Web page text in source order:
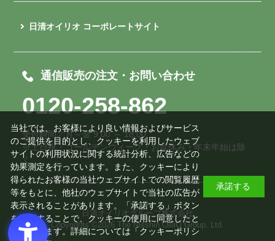
日清オイリオ コーポレートサイト
通信販売の注文・お問い合わせ
0120-258-862
受付時間／月～金 9:00 ～ 18:00
※土日祝・ゴールデンウィーク・お盆休み・年末年始は除
く
日清オイリオグループ株式会社
Copyrights ©2026 The Nisshin OilliO Group, Ltd.
当社では、お客様により良い情報およびサービス
のご提供を目的とし、クッキーを利用したウェブ
サイトの利用状況に関する統計分析、広告などの
効果測定を行っています。また、クッキーにより
得られたお客様の当社ウェブサイトでの閲覧履歴
等をもとに、他社のウェブサイトで当社の広告が
表示されることがあります。「承諾する」ボタン
を押下することで、クッキーの使用に同意したと
みなされます。詳細については「クッキーポリシ
承諾する